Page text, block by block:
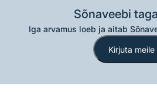
Sõnaveebi
Iga arvamus loeb ja aitab
Kirjuta meile